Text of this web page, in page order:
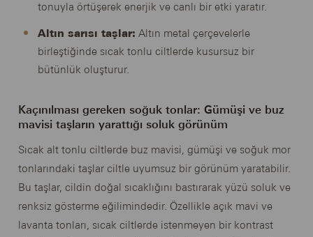
tonuyla örtüşerek enerjik ve canlı bir etki yaratır.
Altın sarısı taşlar: Altın metal çerçevelerle
birleştiğinde sıcak tonlu ciltlerde kusursuz bir
bütünlük oluşturur.
Kaçınılması gereken soğuk tonlar: Gümüşi ve buz
mavisi taşların yarattığı soluk görünüm
Sıcak alt tonlu ciltlerde buz mavisi, gümüşi ve soğuk mor
tonlarındaki taşlar ciltle uyumsuz bir görünüm yaratabilir.
Bu taşlar, cildin doğal sıcaklığını bastırarak yüzü soluk ve
renksiz gösterme eğilimindedir. Özellikle açık mavi ve
lavanta tonları, sıcak ciltlerde istenmeyen bir kontrast